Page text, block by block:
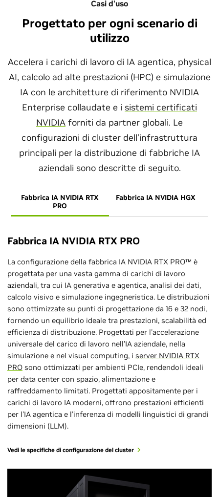
Casi d'uso
Progettato per ogni scenario di
utilizzo
Accelera i carichi di lavoro di IA agentica, physical
AI, calcolo ad alte prestazioni (HPC) e simulazione
IA con le architetture di riferimento NVIDIA
Enterprise collaudate e i sistemi certificati
NVIDIA forniti da partner globali. Le
configurazioni di cluster dell'infrastruttura
principali per la distribuzione di fabbriche IA
aziendali sono descritte di seguito.
Fabbrica IA NVIDIA RTX
PRO
Fabbrica IA NVIDIA HGX
Fabbrica IA NVIDIA RTX PRO
La configurazione della fabbrica IA NVIDIA RTX PRO™ è
progettata per una vasta gamma di carichi di lavoro
aziendali, tra cui IA generativa e agentica, analisi dei dati,
calcolo visivo e simulazione ingegneristica. Le distribuzioni
sono ottimizzate su punti di progettazione da 16 e 32 nodi,
fornendo un equilibrio ideale tra prestazioni, scalabilità ed
efficienza di distribuzione. Progettati per l'accelerazione
universale del carico di lavoro nell'IA aziendale, nella
simulazione e nel visual computing, i server NVIDIA RTX
PRO sono ottimizzati per ambienti PCIe, rendendoli ideali
per data center con spazio, alimentazione e
raffreddamento limitati. Progettati appositamente per i
carichi di lavoro IA moderni, offrono prestazioni efficienti
per l'IA agentica e l'inferenza di modelli linguistici di grandi
dimensioni (LLM).
Vedi le specifiche di configurazione del cluster